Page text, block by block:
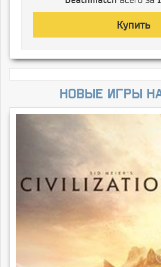
Купить
Новые игры